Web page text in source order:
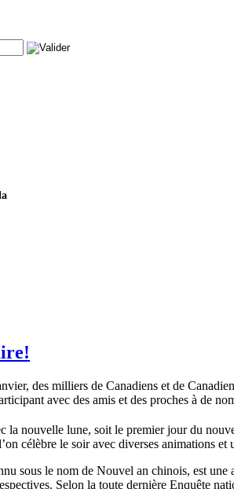
, des milliers de Canadiens et de
avec des amis et des proches à de
la nouvelle lune, soit le premier jour du
célèbre le soir avec diverses animations et
sous le nom de Nouvel an chinois, est une
. Selon la toute dernière Enquête